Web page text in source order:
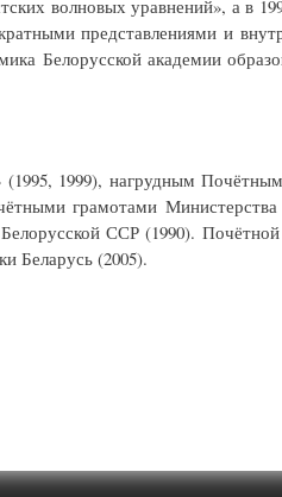
волновых уравнений», а в
представлениями и
Белорусской академии
1999), нагрудным
грамотами Министерства
ССР (1990).
Беларусь (2005).